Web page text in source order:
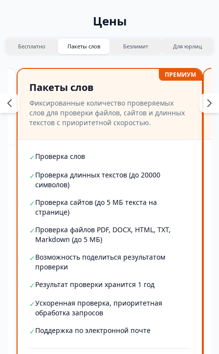
Цены
Бесплатно Пакеты слов Безлимит Для юрлиц
ПРЕМИУМ
Пакеты слов
Фиксированные количество проверяемых
слов для проверки файлов, сайтов и длинных
текстов с приоритетной скоростью.
✓Проверка слов
✓Проверка длинных текстов (до 20000
символов)
✓Проверка сайтов (до 5 МБ текста на
странице)
✓Проверка файлов PDF, DOCX, HTML, TXT,
Markdown (до 5 МБ)
✓Возможность поделиться результатом
проверки
✓Результат проверки хранится 1 год
✓Ускоренная проверка, приоритетная
обработка запросов
✓Поддержка по электронной почте